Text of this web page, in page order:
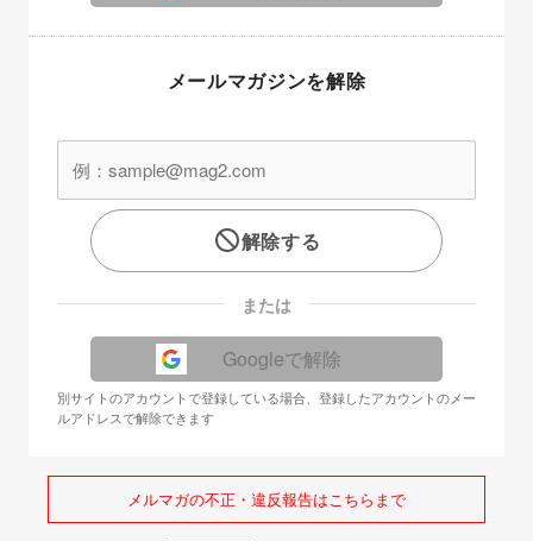
メールマガジンを解除
解除する
または
Googleで解除
別サイトのアカウントで登録している場合、登録したアカウントのメー
ルアドレスで解除できます
メルマガの不正・違反報告はこちらまで